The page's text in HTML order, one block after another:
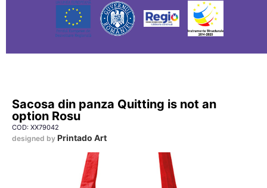
Sacosa din panza Quitting is not an
option Rosu
COD: XX79042
designed by Printado Art